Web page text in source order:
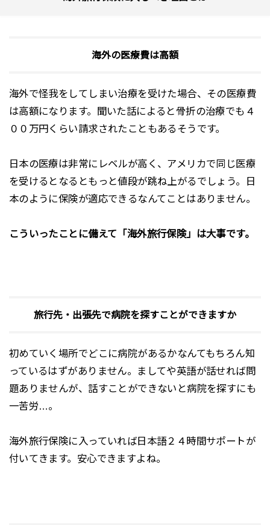
海外の医療費は高額
海外で怪我をしてしまい治療を受けた場合、その医療費
は高額になります。聞いた話によると骨折の治療でも４
００万円くらい請求されたこともあるそうです。
日本の医療は非常にレベルが高く、アメリカで同じ医療
を受けるとなるともっと値段が跳ね上がるでしょう。日
本のように保険が適応できるなんてことはありません。
こういったことに備えて「海外旅行保険」は大事です。
旅行先・出張先で病院を探すことができますか
初めていく場所でどこに病院があるかなんてもちろん知
っているはずがありません。ましてや英語が話せれば問
題ありませんが、話すことができないと病院を探すにも
一苦労…。
海外旅行保険に入っていれば日本語２４時間サポートが
付いてきます。安心できますよね。